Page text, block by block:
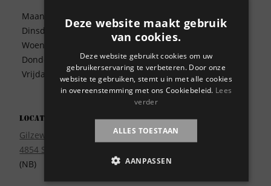
Maandag
Dinsdag
Woensdag
Donderdag
Vrijdag
09:30 – 17:00
09:30 – 17:00
09:30 – 17:00
09:30 – 17:00
09:30 – 17:00
Locatie
Gilzeweg 17
4854 SE Bavel
(NB)
Betaalwijze
Bezorgen
Contact
Disclaimer
Garantie
Meest gestelde vragen
Deze website maakt gebruik
van cookies.
Deze website gebruikt cookies om uw
gebruikerservaring te verbeteren. Door onze
website te gebruiken, stemt u in met alle cookies
in overeenstemming met ons Cookiebeleid. Lees
verder
ALLES TOESTAAN
AANPASSEN